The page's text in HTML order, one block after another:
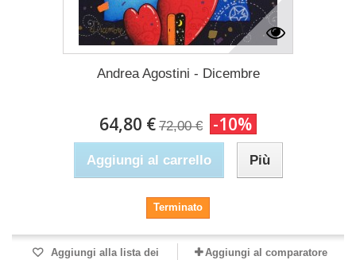
Andrea Agostini - Dicembre
64,80 € 72,00 € -10%
Aggiungi al carrello Più
Terminato
Aggiungi alla lista dei
Aggiungi al comparatore